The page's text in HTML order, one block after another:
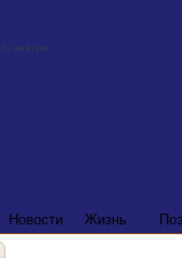
Новости Жизнь